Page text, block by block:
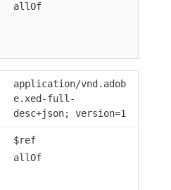
allOf
application/vnd.adob
e.xed-full-
desc+json; version=1
$ref
allOf